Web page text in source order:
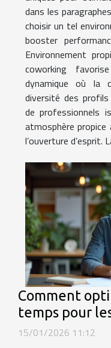
dans les
choisir un tel
booster
Environnement
coworking
dynamique où la
diversité des profils
de professionnels
atmosphère
l’ouverture d’esprit.
Comment
temps pour
15/01/2026 11:12